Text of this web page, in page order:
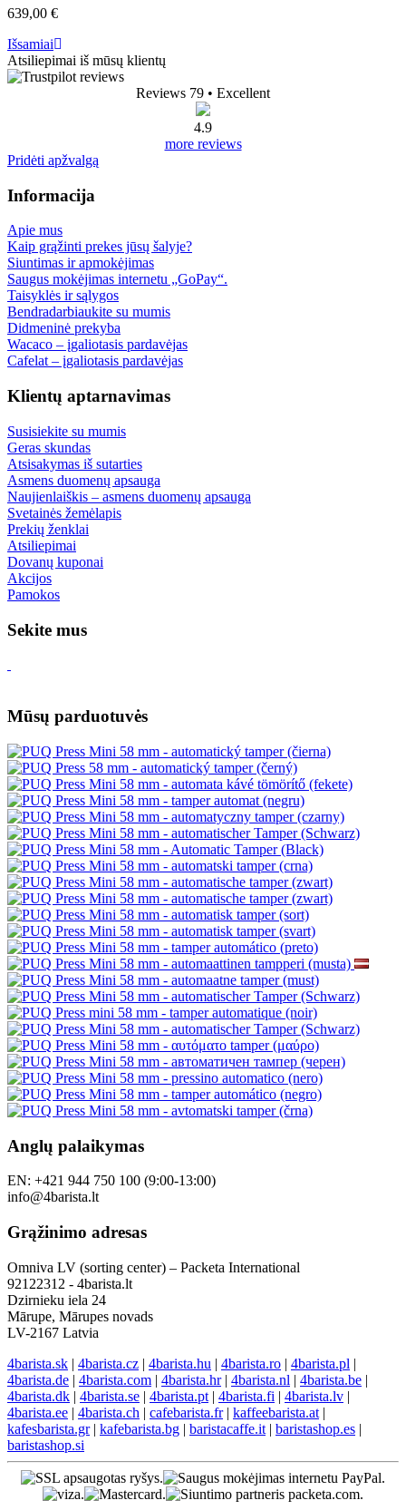
639,00 €
Išsamiai
Atsiliepimai iš mūsų klientų
Reviews 79 • Excellent
4.9
more reviews
Pridėti apžvalgą
Informacija
Apie mus
Kaip grąžinti prekes jūsų šalyje?
Siuntimas ir apmokėjimas
Saugus mokėjimas internetu „GoPay“.
Taisyklės ir sąlygos
Bendradarbiaukite su mumis
Didmeninė prekyba
Wacaco – įgaliotasis pardavėjas
Cafelat – įgaliotasis pardavėjas
Klientų aptarnavimas
Susisiekite su mumis
Geras skundas
Atsisakymas iš sutarties
Asmens duomenų apsauga
Naujienlaiškis – asmens duomenų apsauga
Svetainės žemėlapis
Prekių ženklai
Atsiliepimai
Dovanų kuponai
Akcijos
Pamokos
Sekite mus
Mūsų parduotuvės
Anglų palaikymas
EN: +421 944 750 100 (9:00-13:00)
info@4barista.lt
Grąžinimo adresas
Omniva LV (sorting center) – Packeta International
92122312 - 4barista.lt
Dzirnieku iela 24
Mārupe, Mārupes novads
LV-2167 Latvia
4barista.sk | 4barista.cz | 4barista.hu | 4barista.ro | 4barista.pl |
4barista.de | 4barista.com | 4barista.hr| 4barista.nl | 4barista.be |
4barista.dk | 4barista.se | 4barista.pt | 4barista.fi | 4barista.lv |
4barista.ee | 4barista.ch | cafebarista.fr| kaffeebarista.at |
kafesbarista.gr| kafebarista.bg | baristacaffe.it | baristashop.es |
baristashop.si